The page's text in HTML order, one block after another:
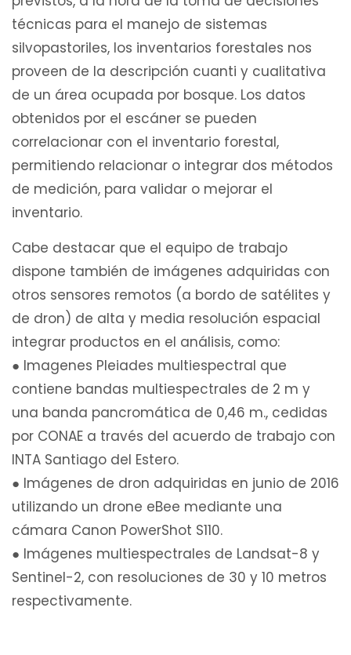
técnicas para el manejo de sistemas
silvopastoriles, los inventarios forestales nos
proveen de la descripción cuanti y cualitativa
de un área ocupada por bosque. Los datos
obtenidos por el escáner se pueden
correlacionar con el inventario forestal,
permitiendo relacionar o integrar dos métodos
de medición, para validar o mejorar el
inventario.
Cabe destacar que el equipo de trabajo
dispone también de imágenes adquiridas con
otros sensores remotos (a bordo de satélites y
de dron) de alta y media resolución espacial
integrar productos en el análisis, como:
● Imagenes Pleiades multiespectral que
contiene bandas multiespectrales de 2 m y
una banda pancromática de 0,46 m., cedidas
por CONAE a través del acuerdo de trabajo con
INTA Santiago del Estero.
● Imágenes de dron adquiridas en junio de 2016
utilizando un drone eBee mediante una
cámara Canon PowerShot S110.
● Imágenes multiespectrales de Landsat-8 y
Sentinel-2, con resoluciones de 30 y 10 metros
respectivamente.